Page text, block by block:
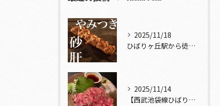
2025/11/18
ひばりヶ丘駅から徒歩5分🚶‍♀️雰囲気の良い居酒屋をお探しな...
2025/11/14
【西武池袋線ひばりヶ丘駅】から徒歩5分🚶